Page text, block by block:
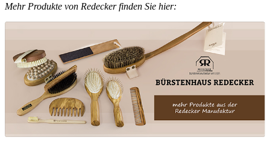
Mehr Produkte von Redecker finden Sie hier: